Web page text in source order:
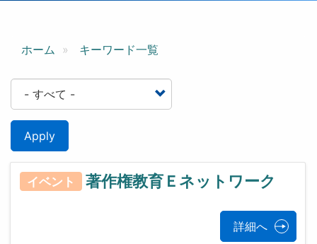
ホーム キーワード一覧
Apply
イベント 著作権教育Ｅネットワーク
詳細へ